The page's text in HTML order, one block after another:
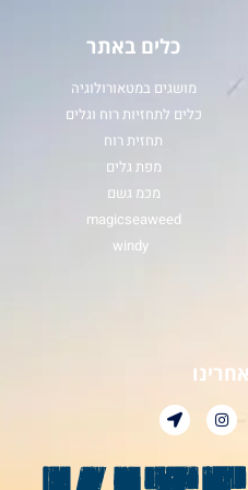
כלים באתר
מושגים במטאורולוגיה
כלים לתחזיות רוח וגלים
תחזית רוח
מפת גלים
מכמ גשם
magicseaweed
windy